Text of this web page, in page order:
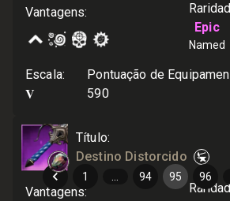
Vantagens:
Epic
Named
Escala:
V
Pontuação de
590
Título:
Destino Distorcido
Vantagens:
1 94 95 96